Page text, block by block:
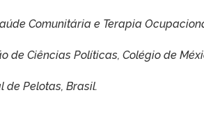
Comunitária e Terapia
de Ciências Políticas, Colégio de
de Pelotas, Brasil.